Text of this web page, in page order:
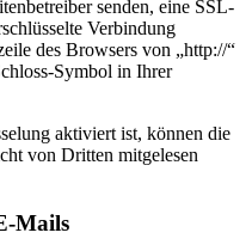
senden, eine SSL-
Verbindung
des Browsers von „http://“
Symbol in Ihrer
aktiviert ist, können die
von Dritten mitgelesen
Mails